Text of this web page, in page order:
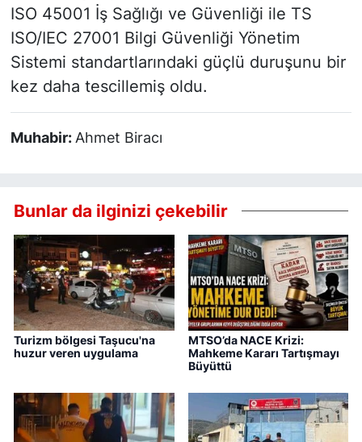
ISO 45001 İş Sağlığı ve Güvenliği ile TS
ISO/IEC 27001 Bilgi Güvenliği Yönetim
Sistemi standartlarındaki güçlü duruşunu bir
kez daha tescillemiş oldu.
Muhabir: Ahmet Biracı
Bunlar da ilginizi çekebilir
Turizm bölgesi Taşucu'na
huzur veren uygulama
MTSO’da NACE Krizi:
Mahkeme Kararı Tartışmayı
Büyüttü